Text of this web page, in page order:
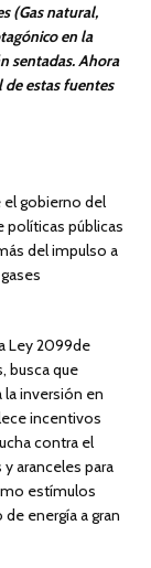
(Gas natural,
en la
sentadas. Ahora
estas fuentes
el gobierno del
políticas públicas
del impulso a
Ley 2099de
busca que
inversión en
incentivos
contra el
aranceles para
estímulos
energía a gran